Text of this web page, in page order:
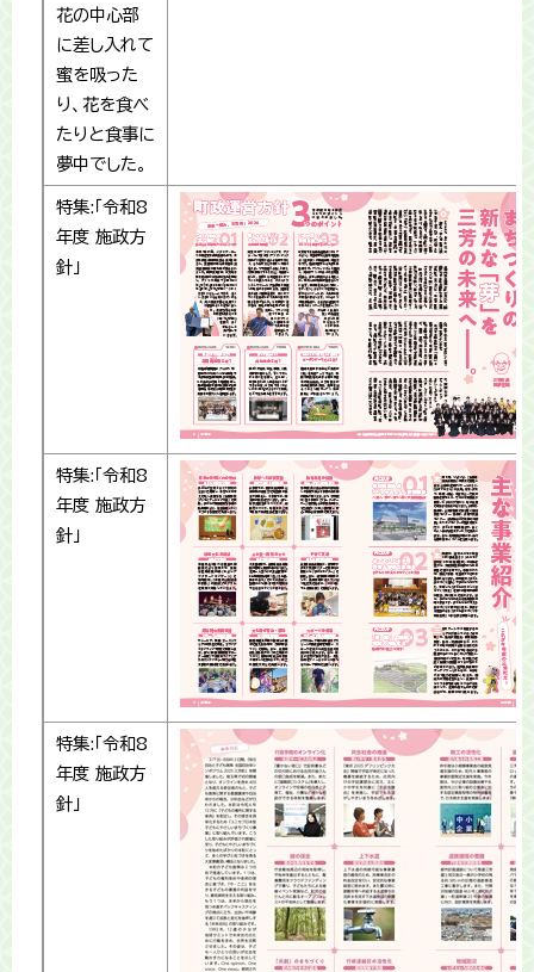
花の中心部
に差し入れて
蜜を吸った
り、花を食べ
たりと食事に
夢中でした。
特集:「令和8
年度 施政方
針」
特集:「令和8
年度 施政方
針」
特集:「令和8
年度 施政方
針」